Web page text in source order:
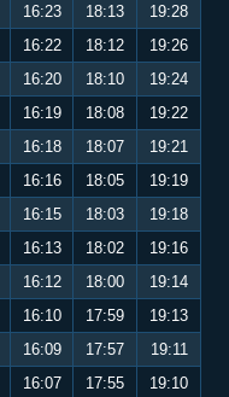
16:23 18:13
19:28
16:22 18:12
19:26
16:20 18:10
19:24
16:19 18:08
19:22
16:18 18:07
19:21
16:16 18:05
19:19
16:15 18:03
19:18
16:13 18:02
19:16
16:12 18:00
19:14
16:10 17:59
19:13
16:09 17:57
19:11
16:07 17:55
19:10